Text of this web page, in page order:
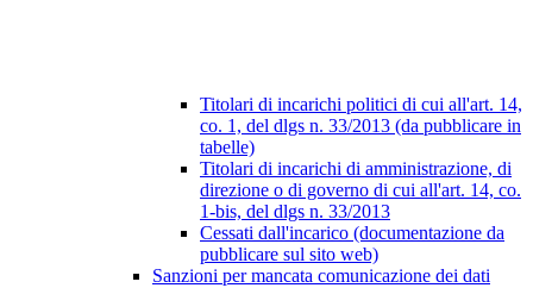
Titolari di incarichi politici di cui all'art. 14,
co. 1, del dlgs n. 33/2013 (da pubblicare in
tabelle)
Titolari di incarichi di amministrazione, di
direzione o di governo di cui all'art. 14, co.
1-bis, del dlgs n. 33/2013
Cessati dall'incarico (documentazione da
pubblicare sul sito web)
Sanzioni per mancata comunicazione dei dati